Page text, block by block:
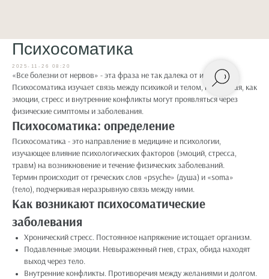
Психосоматика
2025-11-26 08:20
«Все болезни от нервов» - эта фраза не так далека от истины.
Психосоматика изучает связь между психикой и телом, показывая, как
эмоции, стресс и внутренние конфликты могут проявляться через
физические симптомы и заболевания.
Психосоматика: определение
Психосоматика - это направление в медицине и психологии,
изучающее влияние психологических факторов (эмоций, стресса,
травм) на возникновение и течение физических заболеваний.
Термин происходит от греческих слов «psyche» (душа) и «soma»
(тело), подчеркивая неразрывную связь между ними.
Как возникают психосоматические
заболевания
Хронический стресс. Постоянное напряжение истощает организм.
Подавленные эмоции. Невыраженный гнев, страх, обида находят
выход через тело.
Внутренние конфликты. Противоречия между желаниями и долгом.